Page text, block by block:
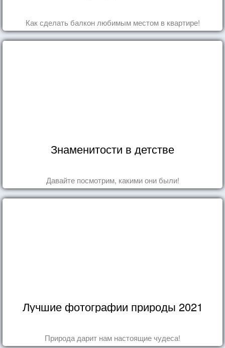
Как сделать балкон любимым местом в квартире!
Знаменитости в детстве
Давайте посмотрим, какими они были!
Лучшие фотографии природы 2021
Природа дарит нам настоящие чудеса!